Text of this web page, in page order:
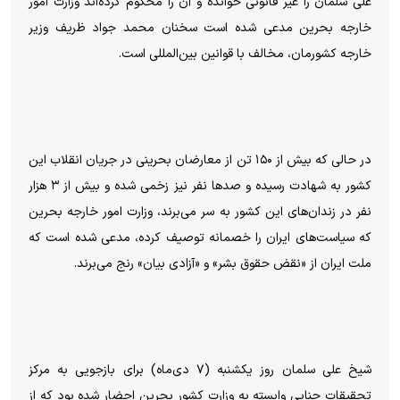
خارجه بحرین مدعی شده است سخنان محمد جواد ظریف وزیر
خارجه کشورمان، مخالف با قوانین بین‌المللی است.
در حالی که بیش از ۱۵۰ تن از معارضان بحرینی در جریان انقلاب این
کشور به شهادت رسیده‌ و صد‌ها نفر نیز زخمی شده و بیش از ۳ هزار
نفر در زندان‌های این کشور به سر می‌برند، وزارت امور خارجه بحرین
که سیاست‌های ایران را خصمانه توصیف کرده، مدعی شده است که
ملت ایران از «نقض حقوق بشر» و «آزادی بیان» رنج می‌برند.
شیخ علی سلمان روز یکشنبه (۷ دی‌ماه) برای بازجویی به مرکز
تحقیقات جنایی وابسته به وزارت کشور بحرین احضار شده بود که از